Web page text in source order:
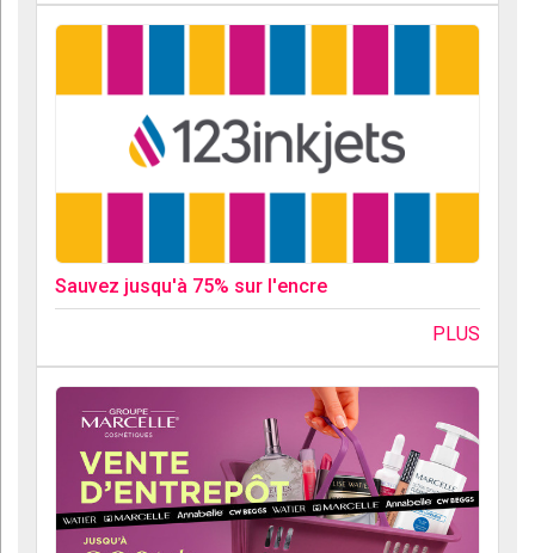
Sauvez jusqu'à 75% sur l'encre
PLUS